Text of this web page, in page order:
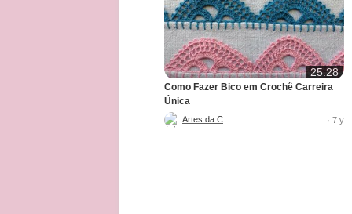
25:28
Como Fazer Bico em Crochê Carreira
Única
· 7 y